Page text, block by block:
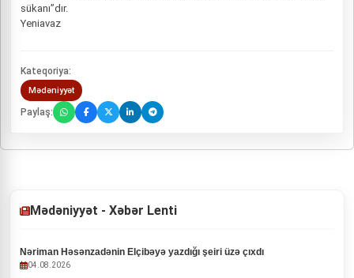
sükanı”dır.
Yeniavaz
Kateqoriya:
Mədəniyyət
Paylaş:
Mədəniyyət - Xəbər Lenti
Nəriman Həsənzadənin Elçibəyə yazdığı şeiri üzə çıxdı
04.08.2026